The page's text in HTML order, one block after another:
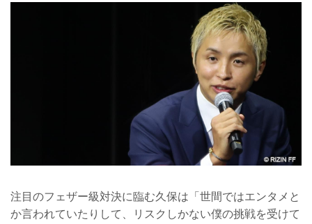
注目のフェザー級対決に臨む久保は「世間ではエンタメと
か言われていたりして、リスクしかない僕の挑戦を受けて